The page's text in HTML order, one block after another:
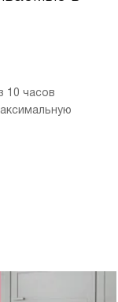
внутренней
эта вытяжка стала
стильный
кто ценит
10 часов